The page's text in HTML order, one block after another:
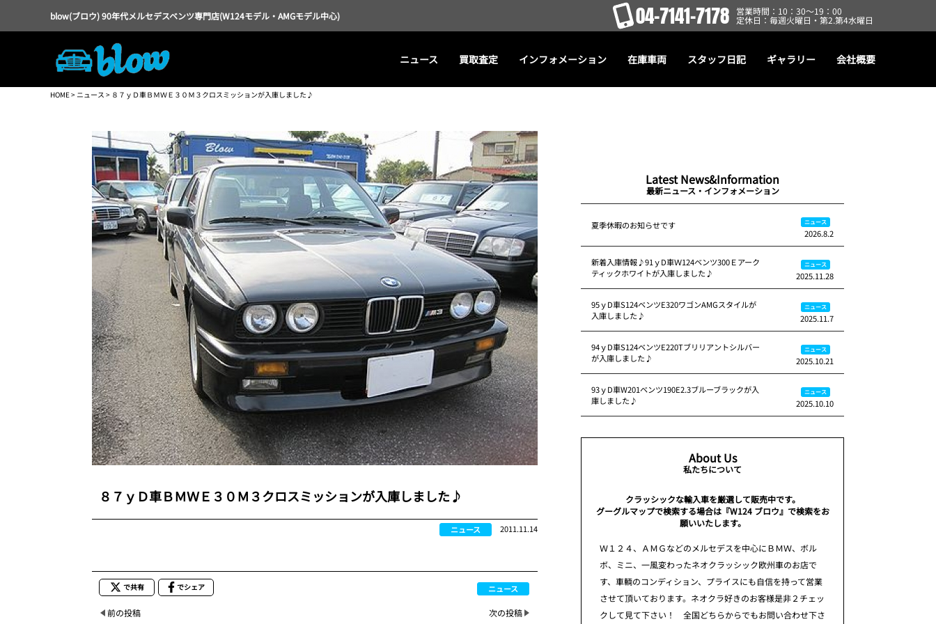
blow(ブロウ) 90年代メルセデスベンツ専門店(W124モデル・AMGモデル中心) 04-7141-7178 営業時間：10：30～19：00
定休日：毎週火曜日・第2.第4水曜日
ニュース 買取査定 インフォメーション 在庫車両 スタッフ日記 ギャラリー 会社概要
HOME> ニュース > ８７ｙＤ車ＢＭＷＥ３０Ｍ３クロスミッションが入庫しました♪
８７ｙＤ車ＢＭＷＥ３０Ｍ３クロスミッションが入庫しました♪
ニュース 2011.11.14
で共有 でシェア ニュース
前の投稿 次の投稿
Latest News&Information
最新ニュース・インフォメーション
夏季休暇のお知らせです ニュース
2026.8.2
新着入庫情報♪91ｙD車Ｗ124ベンツ300Ｅアーク
ティックホワイトが入庫しました♪
ニュース
2025.11.28
95ｙD車S124ベンツE320ワゴンAMGスタイルが
入庫しました♪
ニュース
2025.11.7
94ｙD車S124ベンツE220Tブリリアントシルバー
が入庫しました♪
ニュース
2025.10.21
93ｙD車W201ベンツ190E2.3ブルーブラックが入
庫しました♪
ニュース
2025.10.10
About Us
私たちについて
クラッシックな輸入車を厳選して販売中です。
グーグルマップで検索する場合は『W124 ブロウ』で検索をお
願いいたします。
Ｗ１２４、ＡＭＧなどのメルセデスを中心にＢＭＷ、ボル
ボ、ミニ、一風変わったネオクラッシック欧州車のお店で
す、車輌のコンディション、プライスにも自信を持って営業
させて頂いております。ネオクラ好きのお客様是非２チェッ
クして見て下さい！ 全国どちらからでもお問い合わせ下さ